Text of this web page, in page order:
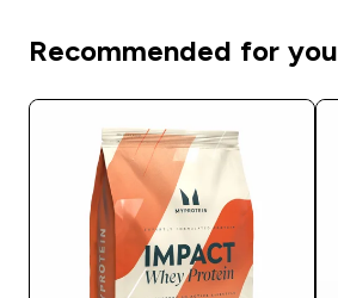
Recommended for you